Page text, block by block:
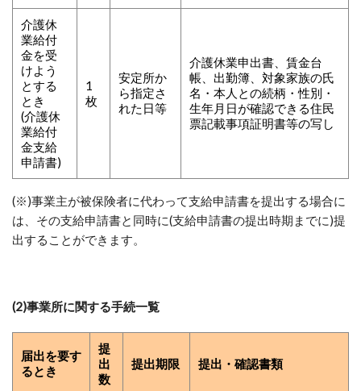
介護休
業給付
金を受
けよう
とする
とき
(介護休
業給付
金支給
申請書)
1
枚
安定所か
ら指定さ
れた日等
介護休業申出書、賃金台
帳、出勤簿、対象家族の氏
名・本人との続柄・性別・
生年月日が確認できる住民
票記載事項証明書等の写し
(※)事業主が被保険者に代わって支給申請書を提出する場合に
は、その支給申請書と同時に(支給申請書の提出時期までに)提
出することができます。
(2)事業所に関する手続一覧
届出を要す
るとき
提
出
数
提出期限 提出・確認書類